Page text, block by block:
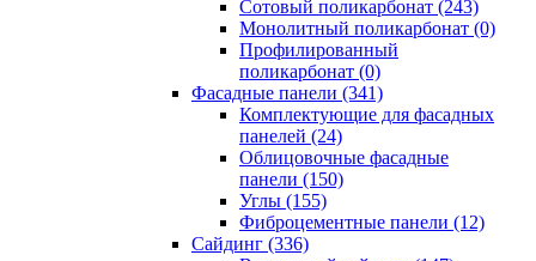
Сотовый поликарбонат (243)
Монолитный поликарбонат (0)
Профилированный
поликарбонат (0)
Фасадные панели (341)
Комплектующие для фасадных
панелей (24)
Облицовочные фасадные
панели (150)
Углы (155)
Фиброцементные панели (12)
Сайдинг (336)